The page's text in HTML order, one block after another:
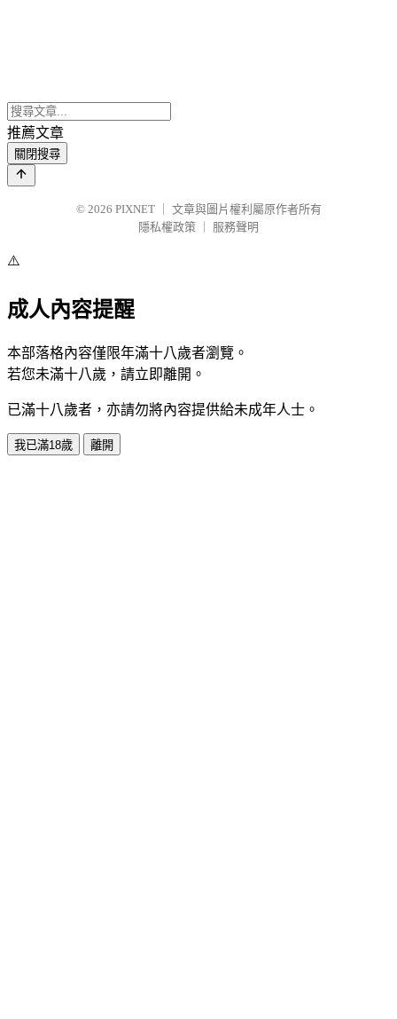
推薦文章
關閉搜尋
© 2026 PIXNET
文章與圖片權利屬原作者所有
隱私權政策
服務聲明
⚠️
成人內容提醒
本部落格內容僅限年滿十八歲者瀏覽。
若您未滿十八歲，請立即離開。
已滿十八歲者，亦請勿將內容提供給未成年人士。
我已滿18歲 離開